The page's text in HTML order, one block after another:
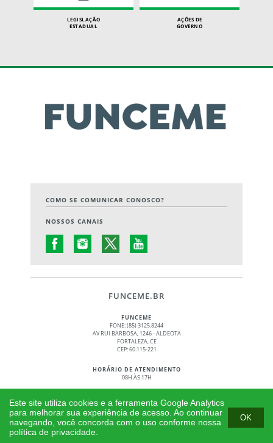
LEGISLAÇÃO
ESTADUAL
AÇÕES DE
GOVERNO
COMO SE COMUNICAR CONOSCO?
NOSSOS CANAIS
FUNCEME.BR
FUNCEME
FONE: (85) 3125.8244
AV RUI BARBOSA, 1246 - ALDEOTA
FORTALEZA, CE
CEP: 60.115-221
HORÁRIO DE ATENDIMENTO
08H ÀS 17H
TODOS OS DIREITOS RESERVADOS
Este site utiliza cookies e a ferramenta Google Analytics
para melhorar sua experiência de acesso. Ao continuar
navegando, você concorda com o uso conforme nossa
política de privacidade.
OK